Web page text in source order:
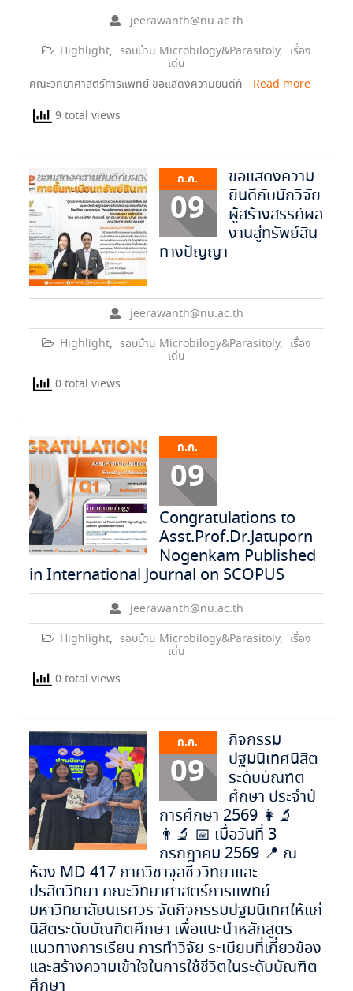
jeerawanth@nu.ac.th
Highlight, รอบบ้าน Microbilogy&Parasitoly, เรื่อง
เด่น
คณะวิทยาศาสตร์การแพทย์ ขอแสดงความยินดีกั
Read more
9 total views
ก.ค.
09
ขอแสดงความ
ยินดีกับนักวิจัย
ผู้สร้างสรรค์ผล
งานสู่ทรัพย์สิน
ทางปัญญา
jeerawanth@nu.ac.th
Highlight, รอบบ้าน Microbilogy&Parasitoly, เรื่อง
เด่น
0 total views
ก.ค.
09
Congratulations to
Asst.Prof.Dr.Jatuporn
Nogenkam Published
in International Journal on SCOPUS
jeerawanth@nu.ac.th
Highlight, รอบบ้าน Microbilogy&Parasitoly, เรื่อง
เด่น
0 total views
ก.ค.
09
กิจกรรม
ปฐมนิเทศนิสิต
ระดับบัณฑิต
ศึกษา ประจำปี
การศึกษา 2569 👩‍🔬
👨‍🔬 📅 เมื่อวันที่ 3
กรกฎาคม 2569 📍 ณ
ห้อง MD 417 ภาควิชาจุลชีววิทยาและ
ปรสิตวิทยา คณะวิทยาศาสตร์การแพทย์
มหาวิทยาลัยนเรศวร จัดกิจกรรมปฐมนิเทศให้แก่
นิสิตระดับบัณฑิตศึกษา เพื่อแนะนำหลักสูตร
แนวทางการเรียน การทำวิจัย ระเบียบที่เกี่ยวข้อง
และสร้างความเข้าใจในการใช้ชีวิตในระดับบัณฑิต